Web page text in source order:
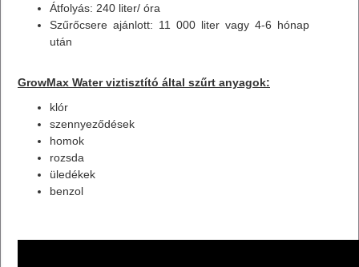
Átfolyás: 240 liter/ óra
Szűrőcsere ajánlott: 11 000 liter vagy 4-6 hónap
után
GrowMax Water viztisztító által szűrt anyagok:
klór
szennyeződések
homok
rozsda
üledékek
benzol